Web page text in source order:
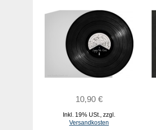
10,90 €
Inkl. 19% USt., zzgl.
Versandkosten